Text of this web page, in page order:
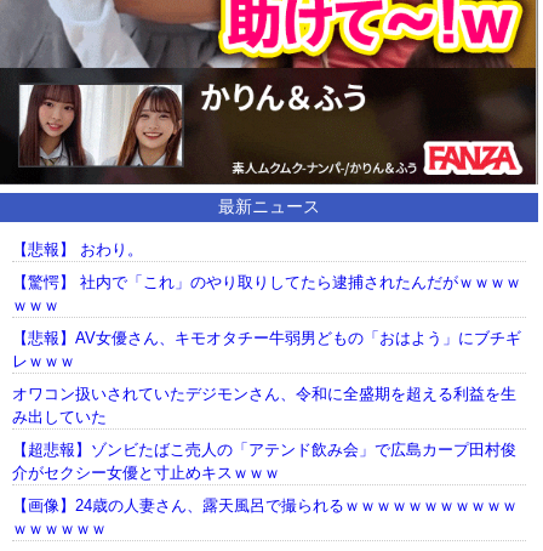
最新ニュース
【悲報】 おわり。
【驚愕】 社内で「これ」のやり取りしてたら逮捕されたんだがｗｗｗｗ
ｗｗｗ
【悲報】AV女優さん、キモオタチー牛弱男どもの「おはよう」にブチギ
レｗｗｗ
オワコン扱いされていたデジモンさん、令和に全盛期を超える利益を生
み出していた
【超悲報】ゾンビたばこ売人の「アテンド飲み会」で広島カープ田村俊
介がセクシー女優と寸止めキスｗｗｗ
【画像】24歳の人妻さん、露天風呂で撮られるｗｗｗｗｗｗｗｗｗｗｗ
ｗｗｗｗｗｗ